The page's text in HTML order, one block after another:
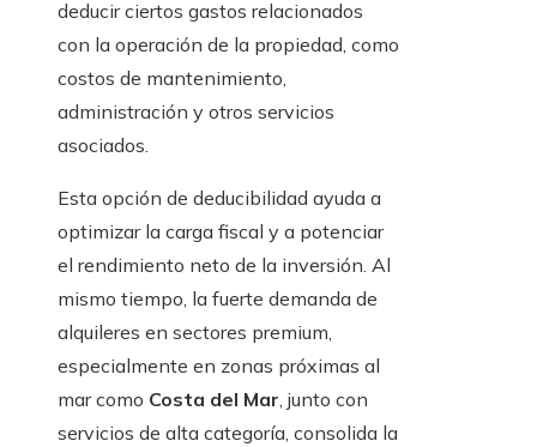
deducir ciertos gastos relacionados
con la operación de la propiedad, como
costos de mantenimiento,
administración y otros servicios
asociados.
Esta opción de deducibilidad ayuda a
optimizar la carga fiscal y a potenciar
el rendimiento neto de la inversión. Al
mismo tiempo, la fuerte demanda de
alquileres en sectores premium,
especialmente en zonas próximas al
mar como Costa del Mar, junto con
servicios de alta categoría, consolida la